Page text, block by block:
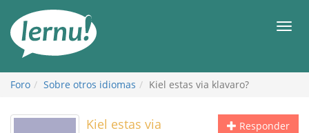
Foro Sobre otros idiomas Kiel estas via klavaro?
Responder
Kiel estas via